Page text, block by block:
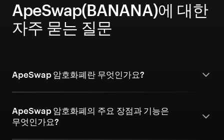
ApeSwap(BANANA)에 대한
자주 묻는 질문
ApeSwap 암호화폐란 무엇인가요?
ApeSwap 암호화폐의 주요 장점과 기능은
무엇인가요?